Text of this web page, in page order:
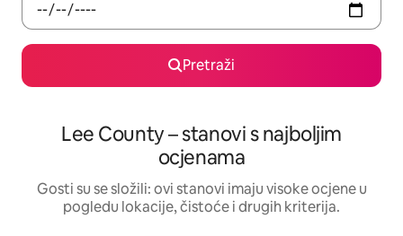
Pretraži
Lee County – stanovi s najboljim
ocjenama
Gosti su se složili: ovi stanovi imaju visoke ocjene u
pogledu lokacije, čistoće i drugih kriterija.